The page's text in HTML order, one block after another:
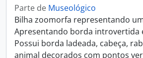
Parte de Museológico
Bilha zoomorfa representando
Apresentando borda introvertida
Possui borda ladeada, cabeça,
animal decorados com pontos